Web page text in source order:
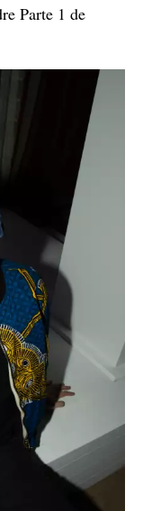
Parte 1 de